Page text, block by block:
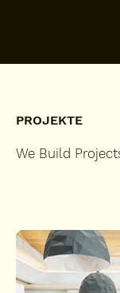
PROJEKTE
We Build